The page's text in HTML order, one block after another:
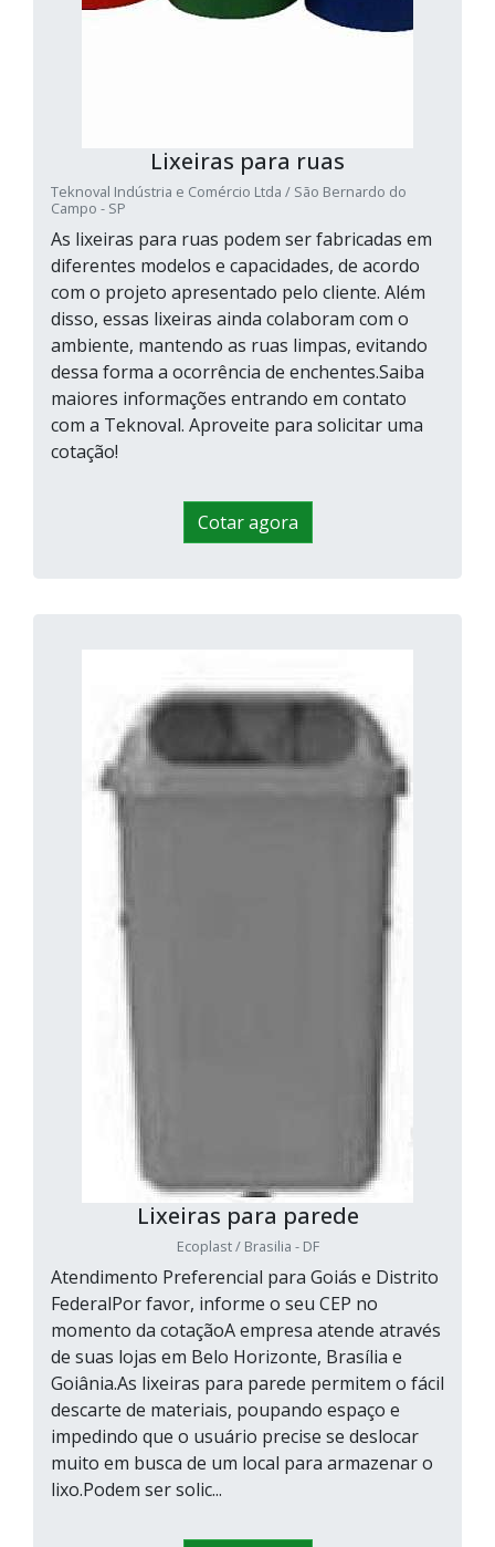
Lixeiras para ruas
Teknoval Indústria e Comércio Ltda / São Bernardo do
Campo - SP
As lixeiras para ruas podem ser fabricadas em
diferentes modelos e capacidades, de acordo
com o projeto apresentado pelo cliente. Além
disso, essas lixeiras ainda colaboram com o
ambiente, mantendo as ruas limpas, evitando
dessa forma a ocorrência de enchentes.Saiba
maiores informações entrando em contato
com a Teknoval. Aproveite para solicitar uma
cotação!
Cotar agora
Lixeiras para parede
Ecoplast / Brasilia - DF
Atendimento Preferencial para Goiás e Distrito
FederalPor favor, informe o seu CEP no
momento da cotaçãoA empresa atende através
de suas lojas em Belo Horizonte, Brasília e
Goiânia.As lixeiras para parede permitem o fácil
descarte de materiais, poupando espaço e
impedindo que o usuário precise se deslocar
muito em busca de um local para armazenar o
lixo.Podem ser solic...